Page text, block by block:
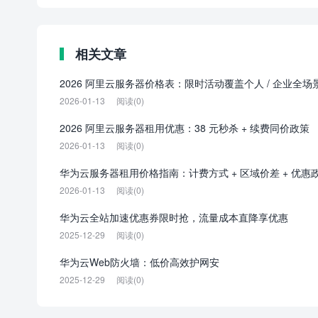
相关文章
2026 阿里云服务器价格表：限时活动覆盖个人 / 企业全场
2026-01-13 阅读(0)
2026 阿里云服务器租用优惠：38 元秒杀 + 续费同价政策
2026-01-13 阅读(0)
华为云服务器租用价格指南：计费方式 + 区域价差 + 优惠
2026-01-13 阅读(0)
华为云全站加速优惠券限时抢，流量成本直降享优惠
2025-12-29 阅读(0)
华为云Web防火墙：低价高效护网安
2025-12-29 阅读(0)